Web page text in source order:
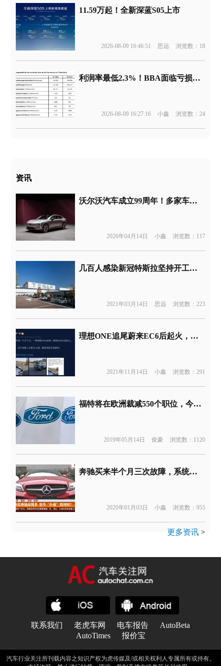
11.59万起！全新深蓝S05上市
2026-08-09 16:46:51 思远 浏览数：18
利润率最低2.3%！BBA面临亏损边缘
2026-08-09 16:27:16 小鑫 浏览数：24
资讯
沃尔沃汽车成立99周年！多家车企祝福
2026年04月14日 小鑫 浏览数：117
几百人感染新冠特斯拉坚持开工：要么干要么走！
2021年03月14日 思远 浏览数：223
理想ONE追尾蔚来EC6后起火，官方暂时“沉默”
2021年11月14日 小鑫 浏览数：291
福特将在欧洲裁减550个职位，今后业务重心将偏向亚太地区
2019年05月14日 俊豪 浏览数：1120
奔驰买来半个月三次故障，系统软件“升级”何时才是头？
2020年01月03日 小鑫 浏览数：955
更多资讯>
联系我们 老虎车网 电车报告
AutoBeta
AutoTimes
报价宝
汽车行业关注所刊载内容之知识产权为虎传媒及/或相关权利人专属所有或持有。